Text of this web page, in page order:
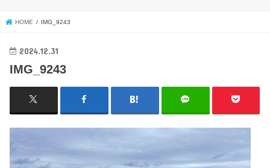
HOME IMG_9243
2024.12.31
IMG_9243